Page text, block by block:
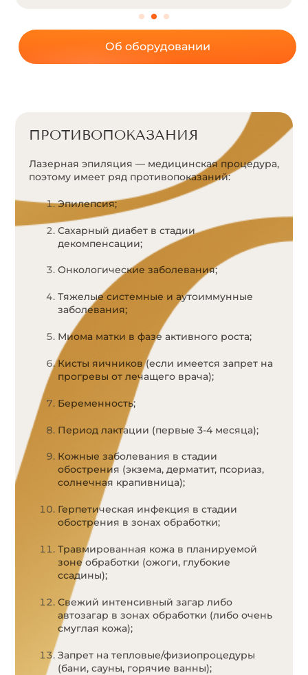
Об оборудовании
ПРОТИВОПОКАЗАНИЯ
Лазерная эпиляция — медицинская процедура,
поэтому имеет ряд противопоказаний:
Эпилепсия;
Сахарный диабет в стадии
декомпенсации;
Онкологические заболевания;
Тяжелые системные и аутоиммунные
заболевания;
Миома матки в фазе активного роста;
Кисты яичников (если имеется запрет на
прогревы от лечащего врача);
Беременность;
Период лактации (первые 3-4 месяца);
Кожные заболевания в стадии
обострения (экзема, дерматит, псориаз,
солнечная крапивница);
Герпетическая инфекция в стадии
обострения в зонах обработки;
Травмированная кожа в планируемой
зоне обработки (ожоги, глубокие
ссадины);
Свежий интенсивный загар либо
автозагар в зонах обработки (либо очень
смуглая кожа);
Запрет на тепловые/физиопроцедуры
(бани, сауны, горячие ванны);